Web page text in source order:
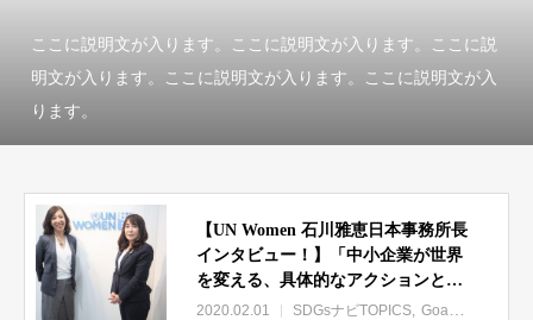
ここに説明文が入ります。ここに説明文が入ります。ここに説
明文が入ります。ここに説明文が入ります。ここに説明文が入
ります。
【UN Women 石川雅恵日本事務所長
インタビュー！】「中小企業が世界
を変える、具体的なアクションと
は？」
2020.02.01 SDGsナビTOPICS Goal.05